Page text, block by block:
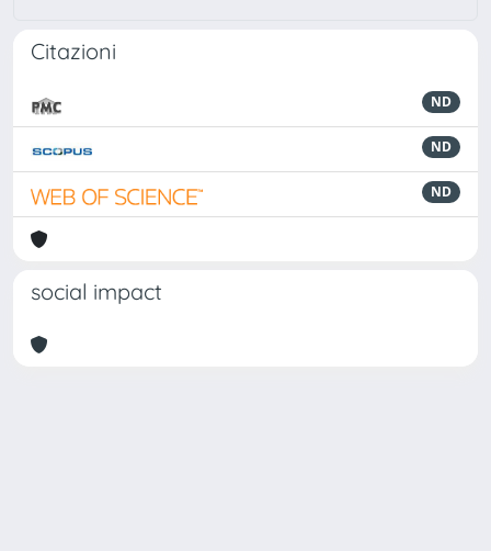
Citazioni
ND
ND
ND
social impact